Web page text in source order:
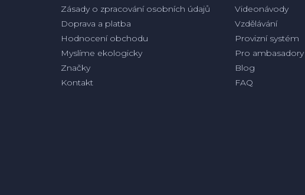
Zásady o zpracování osobních údajů
Doprava a platba
Hodnocení obchodu
Myslíme ekologicky
Značky
Kontakt
Videonávody
Vzdělávání
Provizní systém
Pro ambasadory
Blog
FAQ